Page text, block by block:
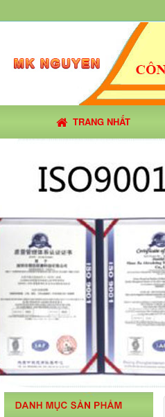
TRANG NHẤT